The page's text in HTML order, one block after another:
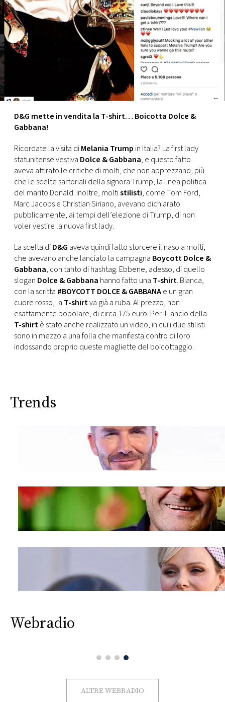
TV
PRINCIPATO
CONSIGLIA
D&G mette in vendita la T-shirt… Boicotta Dolce &
Gabbana!
Ricordate la visita diMelania Trump in Italia? La first lady
statunitense vestiva Dolce & Gabbana, e questo fatto
aveva attirato le critiche di molti, che non apprezzano, più
che le scelte sartoriali della signora Trump, la linea politica
del marito Donald. Inoltre, moltistilisti, come Tom Ford,
Marc Jacobs e Christian Siriano, avevano dichiarato
pubblicamente, ai tempi dell’elezione di Trump, di non
voler vestire la nuova first lady.
La scelta diD&G aveva quindi fatto storcere il naso a molti,
che avevano anche lanciato la campagna Boycott Dolce &
Gabbana, con tanto di hashtag. Ebbene, adesso, di quello
slogan Dolce & Gabbana hanno fatto una T-shirt. Bianca,
con la scritta #BOYCOTT DOLCE & GABBANAe un gran
cuore rosso, la T-shirtva già a ruba. Al prezzo, non
esattamente popolare, di circa 175 euro. Per il lancio della
T-shirtè stato anche realizzato un video, in cui i due stilisti
sono in mezzo a una folla che manifesta contro di loro
indossando proprio queste magliette del boicottaggio.
Trends
Webradio
ALTRE WEBRADIO